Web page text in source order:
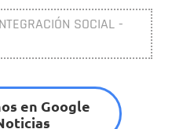
SOCIAL -
en Google